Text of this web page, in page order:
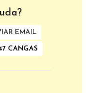
EMAIL
CANGAS